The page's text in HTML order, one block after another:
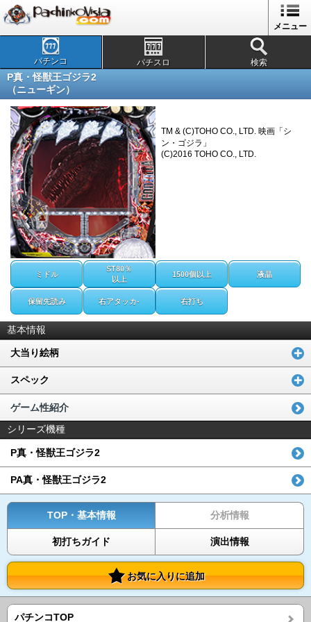
メニュー
パチンコ パチスロ 検索
P真・怪獣王ゴジラ2
（ニューギン）
TM & (C)TOHO CO., LTD. 映画「シ
ン・ゴジラ」
(C)2016 TOHO CO., LTD.
ミドル
ST80％
以上
1500個以上 液晶
保留先読み 右アタッカ- 右打ち
基本情報
大当り絵柄
スペック
ゲーム性紹介
シリーズ機種
P真・怪獣王ゴジラ2
PA真・怪獣王ゴジラ2
TOP・基本情報 分析情報
初打ちガイド 演出情報
お気に入りに追加
パチンコTOP